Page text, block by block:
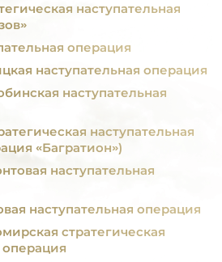
наступательная
операция
наступательная операция
наступательная
наступательная
«Багратион»)
наступательная
наступательная операция
стратегическая
операция